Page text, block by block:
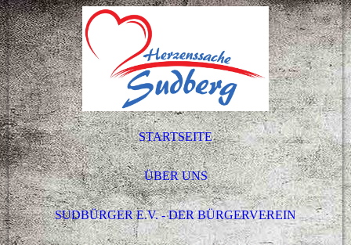
STARTSEITE
ÜBER UNS
SUDBÜRGER E.V. - DER BÜRGERVEREIN